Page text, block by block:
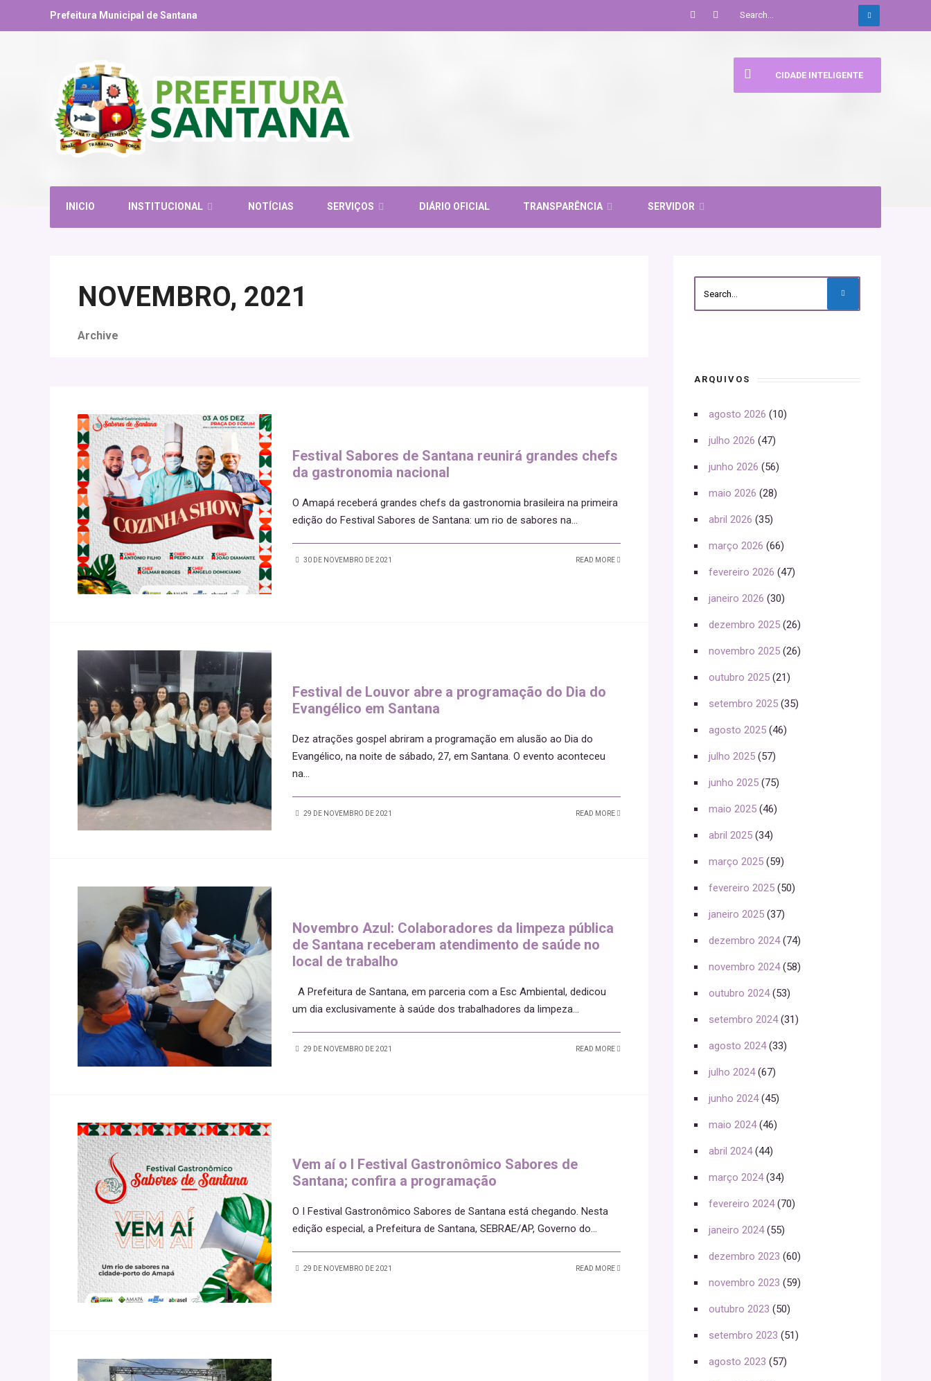
Prefeitura Municipal de Santana
INICIO INSTITUCIONAL NOTÍCIAS SERVIÇOS DIÁRIO OFICIAL TRANSPARÊNCIA SERVIDOR
CIDADE INTELIGENTE
NOVEMBRO, 2021
Archive
Festival Sabores de Santana reunirá grandes chefs
da gastronomia nacional
O Amapá receberá grandes chefs da gastronomia brasileira na primeira
edição do Festival Sabores de Santana: um rio de sabores na...
30 DE NOVEMBRO DE 2021 READ MORE
Festival de Louvor abre a programação do Dia do
Evangélico em Santana
Dez atrações gospel abriram a programação em alusão ao Dia do
Evangélico, na noite de sábado, 27, em Santana. O evento aconteceu
na...
29 DE NOVEMBRO DE 2021 READ MORE
Novembro Azul: Colaboradores da limpeza pública
de Santana receberam atendimento de saúde no
local de trabalho
A Prefeitura de Santana, em parceria com a Esc Ambiental, dedicou
um dia exclusivamente à saúde dos trabalhadores da limpeza...
29 DE NOVEMBRO DE 2021 READ MORE
Vem aí o I Festival Gastronômico Sabores de
Santana; confira a programação
O I Festival Gastronômico Sabores de Santana está chegando. Nesta
edição especial, a Prefeitura de Santana, SEBRAE/AP, Governo do...
29 DE NOVEMBRO DE 2021 READ MORE
ARQUIVOS
agosto 2026 (10)
julho 2026 (47)
junho 2026 (56)
maio 2026 (28)
abril 2026 (35)
março 2026 (66)
fevereiro 2026 (47)
janeiro 2026 (30)
dezembro 2025 (26)
novembro 2025 (26)
outubro 2025 (21)
setembro 2025 (35)
agosto 2025 (46)
julho 2025 (57)
junho 2025 (75)
maio 2025 (46)
abril 2025 (34)
março 2025 (59)
fevereiro 2025 (50)
janeiro 2025 (37)
dezembro 2024(74)
novembro 2024(58)
outubro 2024(53)
setembro 2024(31)
agosto 2024(33)
julho 2024(67)
junho 2024(45)
maio 2024(46)
abril 2024(44)
março 2024(34)
fevereiro 2024(70)
janeiro 2024(55)
dezembro 2023 (60)
novembro 2023 (59)
outubro 2023 (50)
setembro 2023 (51)
agosto 2023 (57)